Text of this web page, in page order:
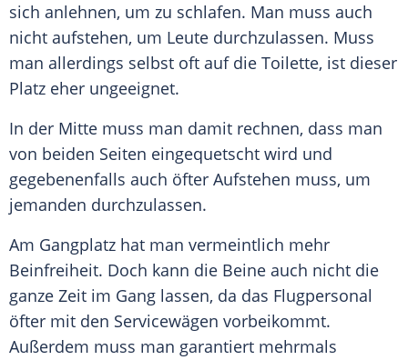
sich anlehnen, um zu schlafen. Man muss auch
nicht aufstehen, um Leute durchzulassen. Muss
man allerdings selbst oft auf die Toilette, ist dieser
Platz eher ungeeignet.
In der Mitte muss man damit rechnen, dass man
von beiden Seiten eingequetscht wird und
gegebenenfalls auch öfter Aufstehen muss, um
jemanden durchzulassen.
Am Gangplatz hat man vermeintlich mehr
Beinfreiheit. Doch kann die Beine auch nicht die
ganze Zeit im Gang lassen, da das Flugpersonal
öfter mit den Servicewägen vorbeikommt.
Außerdem muss man garantiert mehrmals